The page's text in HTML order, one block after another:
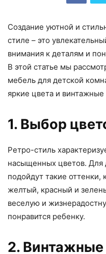
Создание уютной и
стиле – это
внимания к деталям и
В этой статье мы
мебель для детской
яркие цвета и
1. Выбор
Ретро-стиль
насыщенных цветов. Для
подойдут такие
желтый, красный и
веселую и
понравится ребенку.
2.